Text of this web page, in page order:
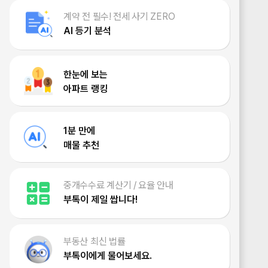
계약 전 필수! 전세 사기 ZERO
AI 등기 분석
한눈에 보는
아파트 랭킹
1분 만에
매물 추천
중개수수료 계산기 / 요율 안내
부톡이 제일 쌉니다!
부동산 최신 법률
부톡이에게 물어보세요.